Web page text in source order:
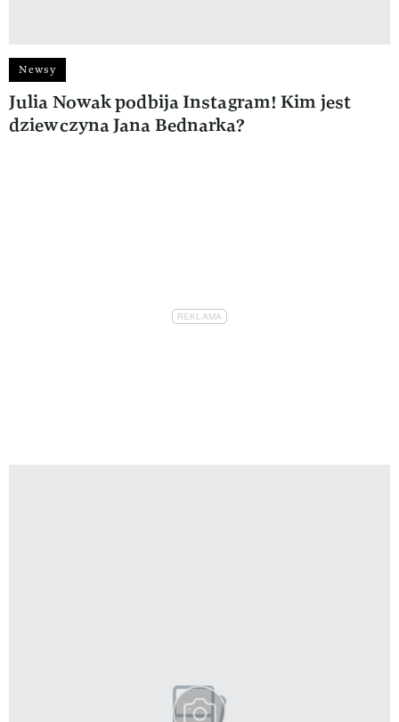
Newsy
Julia Nowak podbija Instagram! Kim jest
dziewczyna Jana Bednarka?